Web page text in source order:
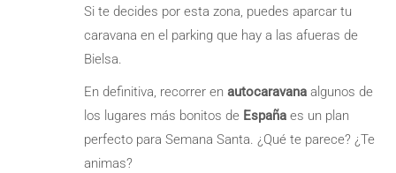
Si te decides por esta zona, puedes aparcar tu
caravana en el parking que hay a las afueras de
Bielsa.
En definitiva, recorrer en autocaravana algunos de
los lugares más bonitos de España es un plan
perfecto para Semana Santa. ¿Qué te parece? ¿Te
animas?